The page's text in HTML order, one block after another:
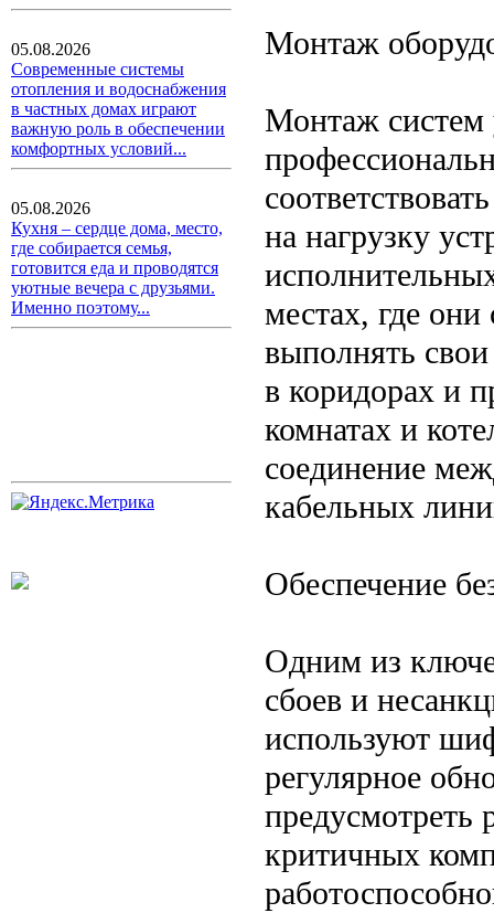
05.08.2026
Современные системы
отопления и водоснабжения
в частных домах играют
важную роль в обеспечении
комфортных условий...
05.08.2026
Кухня – сердце дома, место,
где собирается семья,
готовится еда и проводятся
уютные вечера с друзьями.
Именно поэтому...
Монтаж
Монтаж систем
на нагрузку
местах, где
выполнять
в коридорах и
комнатах и
соединение
кабельных
Обеспечение
Одним из
сбоев и
используют
регулярное
предусмотреть
критичных